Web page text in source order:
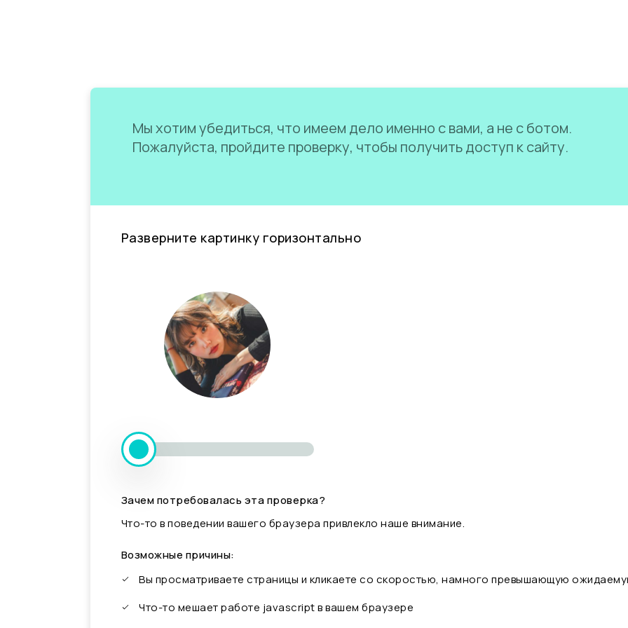
Мы хотим убедиться, что имеем дело именно с вами, а не с ботом.
Пожалуйста, пройдите проверку, чтобы получить доступ к сайту.
Разверните картинку горизонтально
Зачем потребовалась эта проверка?
Что-то в поведении вашего браузера привлекло наше внимание.
Возможные причины:
Вы просматриваете страницы и кликаете со скоростью, намного превышающую
Что-то мешает работе javascript в вашем браузере